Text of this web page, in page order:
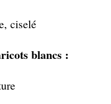
ciselé
blancs :